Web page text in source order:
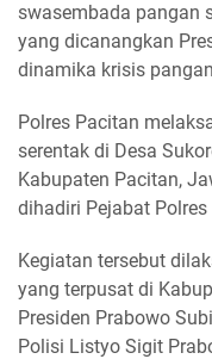
swasembada pangan
yang dicanangkan
dinamika krisis
Polres Pacitan
serentak di Desa
Kabupaten Pacitan,
dihadiri Pejabat
Kegiatan tersebut
yang terpusat di
Presiden Prabowo
Polisi Listyo Sigit